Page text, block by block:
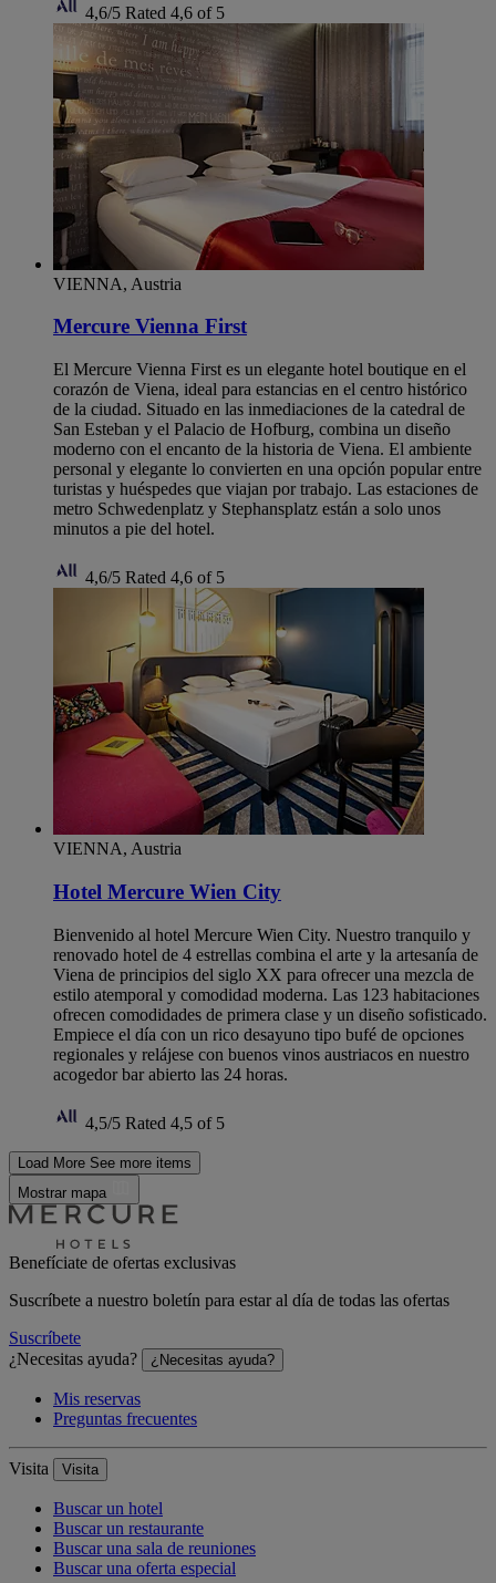
4,6/5 Rated 4,6 of 5
VIENNA, Austria
Mercure Vienna First
El Mercure Vienna First es un elegante hotel boutique en el
corazón de Viena, ideal para estancias en el centro histórico
de la ciudad. Situado en las inmediaciones de la catedral de
San Esteban y el Palacio de Hofburg, combina un diseño
moderno con el encanto de la historia de Viena. El ambiente
personal y elegante lo convierten en una opción popular entre
turistas y huéspedes que viajan por trabajo. Las estaciones de
metro Schwedenplatz y Stephansplatz están a solo unos
minutos a pie del hotel.
4,6/5 Rated 4,6 of 5
VIENNA, Austria
Hotel Mercure Wien City
Bienvenido al hotel Mercure Wien City. Nuestro tranquilo y
renovado hotel de 4 estrellas combina el arte y la artesanía de
Viena de principios del siglo XX para ofrecer una mezcla de
estilo atemporal y comodidad moderna. Las 123 habitaciones
ofrecen comodidades de primera clase y un diseño sofisticado.
Empiece el día con un rico desayuno tipo bufé de opciones
regionales y relájese con buenos vinos austriacos en nuestro
acogedor bar abierto las 24 horas.
4,5/5 Rated 4,5 of 5
Load More See more items
Mostrar mapa
Benefíciate de ofertas exclusivas
Suscríbete a nuestro boletín para estar al día de todas las ofertas
Suscríbete
¿Necesitas ayuda?
¿Necesitas ayuda?
Mis reservas
Preguntas frecuentes
Visita Visita
Buscar un hotel
Buscar un restaurante
Buscar una sala de reuniones
Buscar una oferta especial